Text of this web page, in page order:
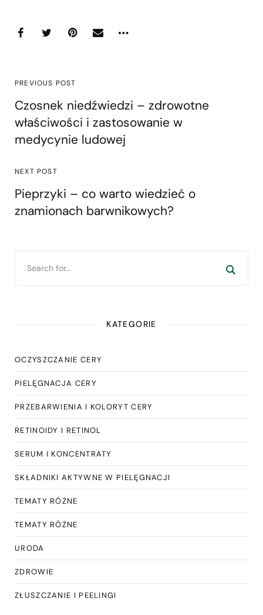
PREVIOUS POST
Czosnek niedźwiedzi – zdrowotne
właściwości i zastosowanie w
medycynie ludowej
NEXT POST
Pieprzyki – co warto wiedzieć o
znamionach barwnikowych?
KATEGORIE
OCZYSZCZANIE CERY
PIELĘGNACJA CERY
PRZEBARWIENIA I KOLORYT CERY
RETINOIDY I RETINOL
SERUM I KONCENTRATY
SKŁADNIKI AKTYWNE W PIELĘGNACJI
TEMATY RÓŻNE
TEMATY RÓŻNE
URODA
ZDROWIE
ZŁUSZCZANIE I PEELINGI